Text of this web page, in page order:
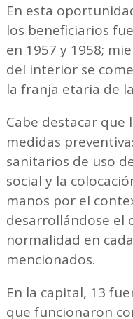
En esta
los beneficiarios
en 1957 y 1958;
del interior se
la franja etaria de
Cabe destacar que
medidas
sanitarios de uso
social y la
manos por el
desarrollándose el
normalidad en
mencionados.
En la capital, 13
que funcionaron